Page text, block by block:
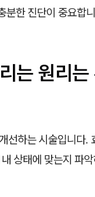
분한 진단이 중요합
는 원리
선하는 시술입니다.
상태에 맞는지 파